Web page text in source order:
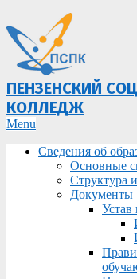
ПЕНЗЕНСКИЙ
КОЛЛЕДЖ
Primary
Menu
Menu
Сведения об
Основные
Структура
Документы
Устав